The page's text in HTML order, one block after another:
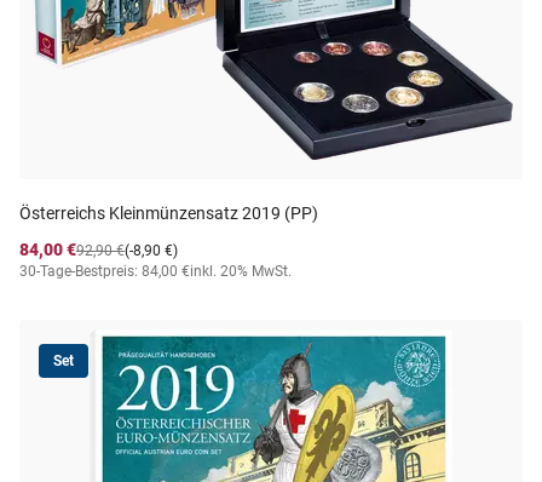
Österreichs Kleinmünzensatz 2019 (PP)
84,00 €
(-8,90 €)
92,90 €
30-Tage-Bestpreis: 84,00 €inkl. 20% MwSt.
Set